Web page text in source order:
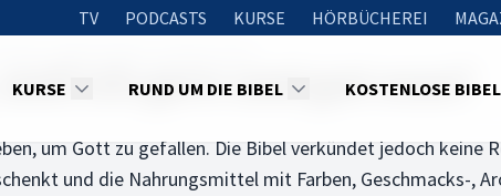
TV PODCASTS KURSE HÖRBÜCHEREI
KURSE RUND UM DIE BIBEL KOSTENLOSE BIBEL
ich gern und gut esse?
um Gott zu gefallen. Die Bibel verkündet jedoch keine
und die Nahrungsmittel mit Farben, Geschmacks-,